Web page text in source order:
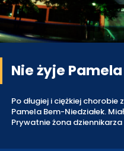
Nie żyje
Po długiej i ciężkiej chorobie
Pamela Bem-Niedziałek.
Prywatnie żona dziennikarza